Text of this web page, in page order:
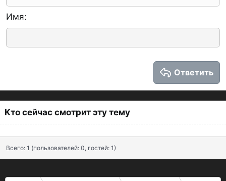
18
Tahoma
Заголовок 2
Имя
Ответить
Кто сейчас смотрит эту тему
Всего: 1 (пользователей: 0, гостей: 1)